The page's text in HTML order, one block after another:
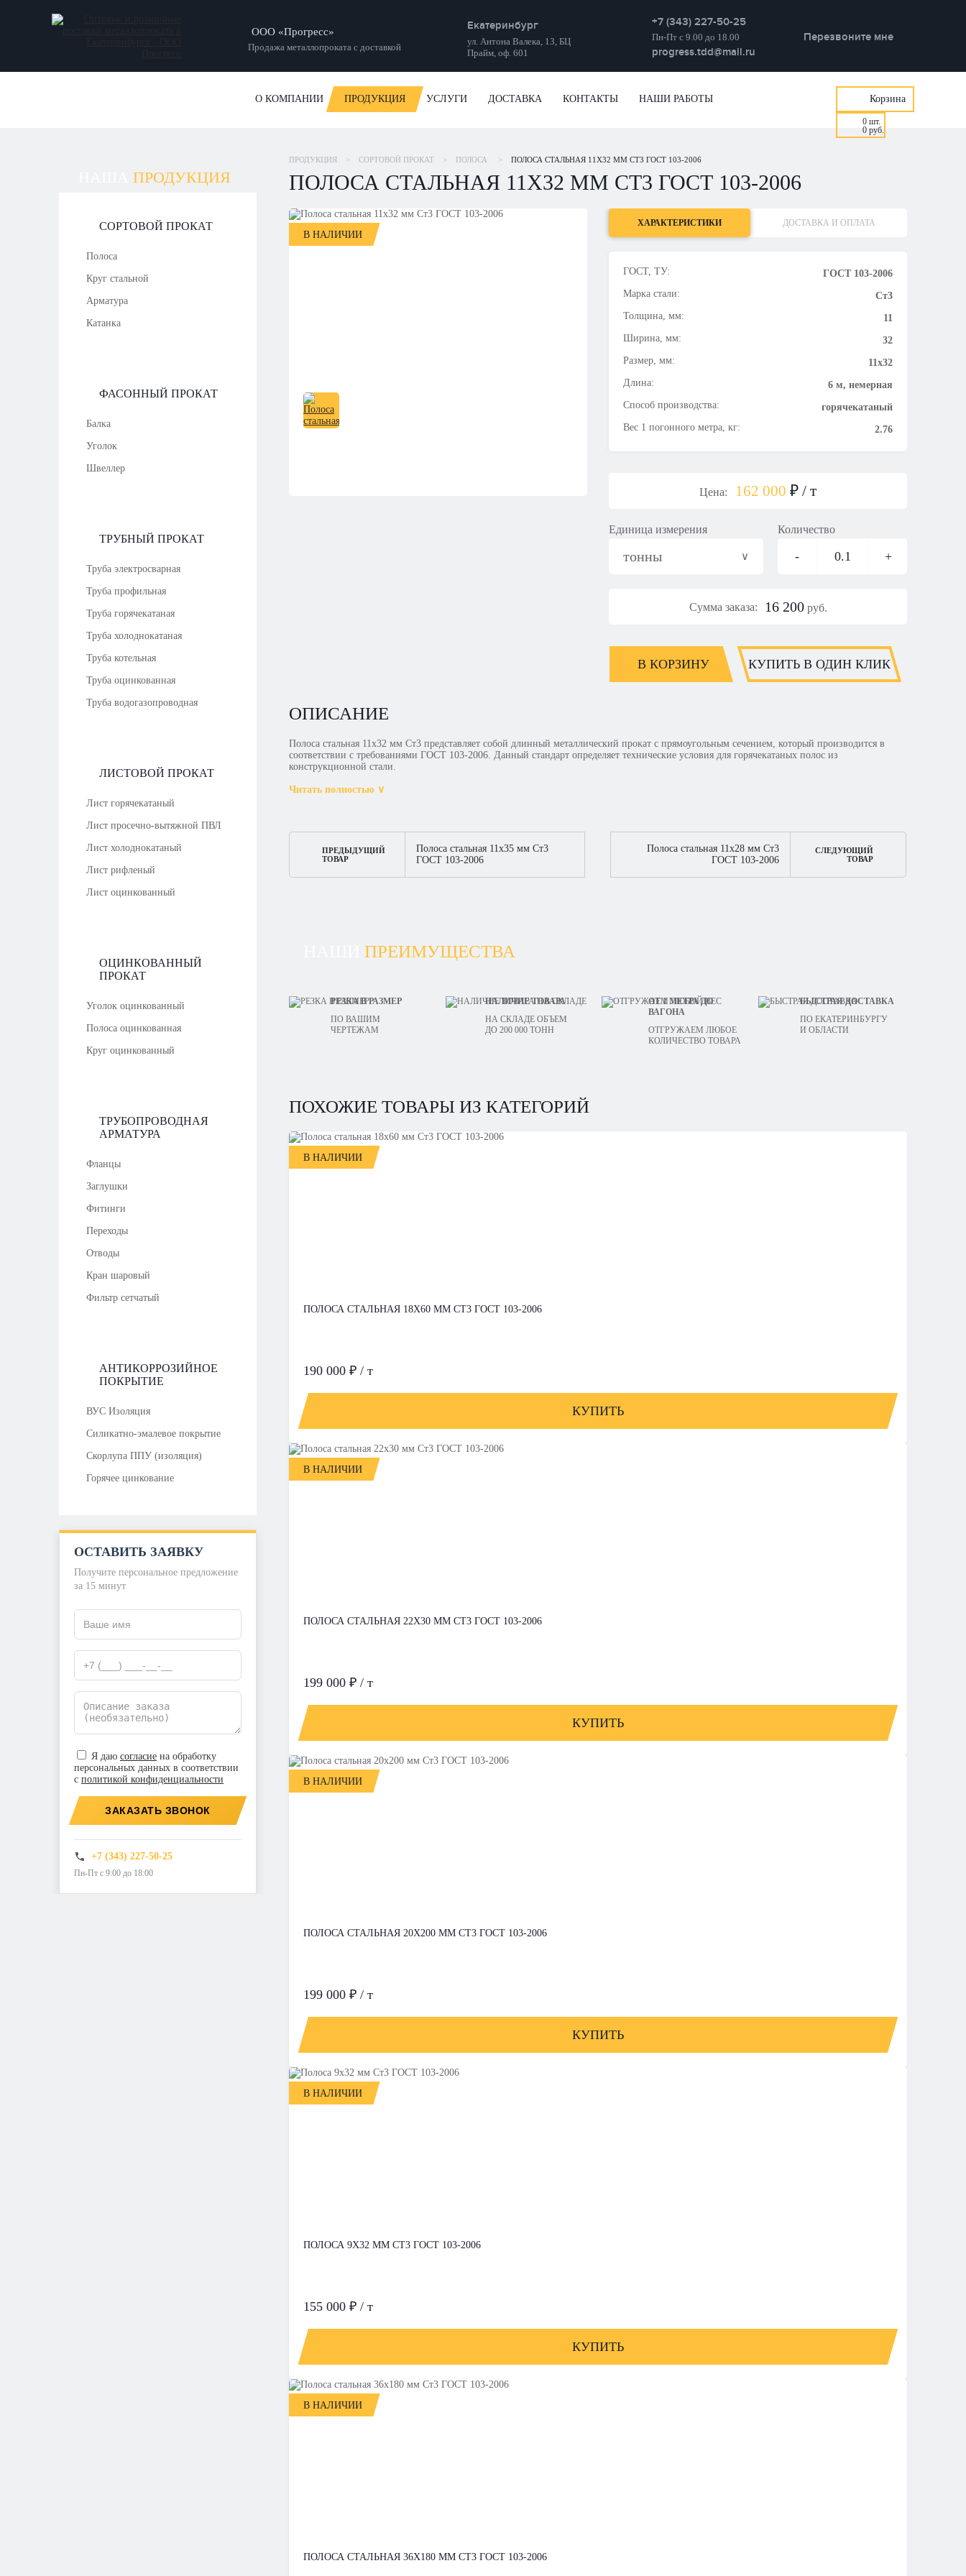
ООО «Прогресс»
Продажа металлопроката с доставкой
Екатеринбург
ул. Антона Валека, 13, БЦ
Прайм, оф. 601
+7 (343) 227-50-25
Пн-Пт с 9.00 до 18.00
progress.tdd@mail.ru
Перезвоните мне
О КОМПАНИИ ПРОДУКЦИЯ УСЛУГИ ДОСТАВКА КОНТАКТЫ НАШИ РАБОТЫ Корзина
0 шт.
0 руб.
ПРОДУКЦИЯ
СОРТОВОЙ ПРОКАТ
Полоса
Круг стальной
Арматура
Катанка
ФАСОННЫЙ ПРОКАТ
Балка
Уголок
Швеллер
ТРУБНЫЙ ПРОКАТ
Труба электросварная
Труба профильная
Труба горячекатаная
Труба холоднокатаная
Труба котельная
Труба оцинкованная
Труба водогазопроводная
ЛИСТОВОЙ ПРОКАТ
Лист горячекатаный
Лист просечно-вытяжной ПВЛ
Лист холоднокатаный
Лист рифленый
Лист оцинкованный
ОЦИНКОВАННЫЙ
ПРОКАТ
Уголок оцинкованный
Полоса оцинкованная
Круг оцинкованный
ТРУБОПРОВОДНАЯ
АРМАТУРА
Фланцы
Заглушки
Фитинги
Переходы
Отводы
Кран шаровый
Фильтр сетчатый
АНТИКОРРОЗИЙНОЕ
ПОКРЫТИЕ
ВУС Изоляция
Силикатно-эмалевое покрытие
Скорлупа ППУ (изоляция)
Горячее цинкование
ОСТАВИТЬ ЗАЯВКУ
Получите персональное предложение
за 15 минут
Я даю согласие на обработку
персональных данных в соответствии
с политикой конфиденциальности
ЗАКАЗАТЬ ЗВОНОК
+7 (343) 227-50-25
Пн-Пт с 9:00 до 18:00
ПРОДУКЦИЯ > СОРТОВОЙ ПРОКАТ > ПОЛОСА > ПОЛОСА СТАЛЬНАЯ 11Х32 ММ СТ3 ГОСТ 103-2006
ПОЛОСА СТАЛЬНАЯ 11Х32 ММ СТ3 ГОСТ 103-2006
В НАЛИЧИИ
ХАРАКТЕРИСТИКИ ДОСТАВКА И ОПЛАТА
ГОСТ, ТУ:
ГОСТ 103-2006
Марка стали:
Ст3
Толщина, мм:
11
Ширина, мм:
32
Размер, мм:
11х32
Длина:
6 м, немерная
Способ производства:
горячекатаный
Вес 1 погонного метра, кг:
2.76
Цена: 162 000 ₽ / т
Единица измерения
тонны
Количество
- 0.1 +
Сумма заказа: 16 200 руб.
В КОРЗИНУ КУПИТЬ В ОДИН КЛИК
ОПИСАНИЕ
Полоса стальная 11х32 мм Ст3 представляет собой длинный металлический прокат с прямоугольным сечением, который производится в
соответствии с требованиями ГОСТ 103-2006. Данный стандарт определяет технические условия для горячекатаных полос из
конструкционной стали.
Читать полностью ∨
ПРЕДЫДУЩИЙ
ТОВАР
Полоса стальная 11х35 мм Ст3
ГОСТ 103-2006
Полоса стальная 11х28 мм Ст3
ГОСТ 103-2006
СЛЕДУЮЩИЙ
ТОВАР
ПРЕИМУЩЕСТВА
РЕЗКА В РАЗМЕР
ПО ВАШИМ
ЧЕРТЕЖАМ
НАЛИЧИЕ ТОВАРА
НА СКЛАДЕ ОБЪЕМ
ДО 200 000 ТОНН
ОТ 1 МЕТРА ДО
ВАГОНА
ОТГРУЖАЕМ ЛЮБОЕ
КОЛИЧЕСТВО ТОВАРА
БЫСТРАЯ ДОСТАВКА
ПО ЕКАТЕРИНБУРГУ
И ОБЛАСТИ
ПОХОЖИЕ ТОВАРЫ ИЗ КАТЕГОРИЙ
В НАЛИЧИИ
ПОЛОСА СТАЛЬНАЯ 18Х60 ММ СТ3 ГОСТ 103-2006
190 000 ₽ / т
КУПИТЬ
В НАЛИЧИИ
ПОЛОСА СТАЛЬНАЯ 22Х30 ММ СТ3 ГОСТ 103-2006
199 000 ₽ / т
КУПИТЬ
В НАЛИЧИИ
ПОЛОСА СТАЛЬНАЯ 20Х200 ММ СТ3 ГОСТ 103-2006
199 000 ₽ / т
КУПИТЬ
В НАЛИЧИИ
ПОЛОСА 9Х32 ММ СТ3 ГОСТ 103-2006
155 000 ₽ / т
КУПИТЬ
В НАЛИЧИИ
ПОЛОСА СТАЛЬНАЯ 36Х180 ММ СТ3 ГОСТ 103-2006